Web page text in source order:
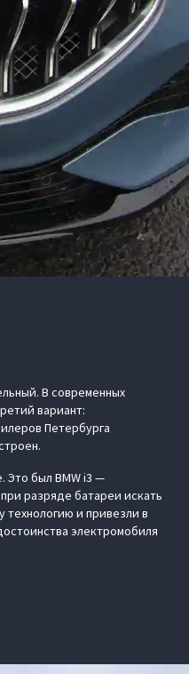
В современных
вариант:
Петербурга
Это был BMW i3 —
разряде батареи искать
технологию и привезли в
электромобиля